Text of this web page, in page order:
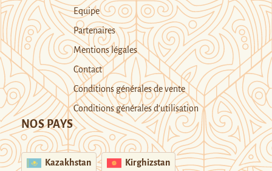
Equipe
Partenaires
Mentions légales
Contact
Conditions générales de vente
Conditions générales d’utilisation
NOS PAYS
Kazakhstan Kirghizstan